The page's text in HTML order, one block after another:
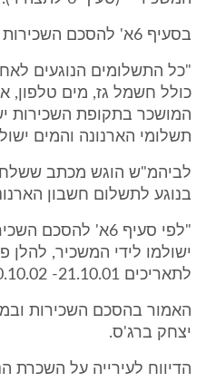
בסעיף 6א' להסכם השכירות נקבע:
"כל התשלומים הנוגעים
כולל חשמל גז, מים טלפון,
המושכר בתקופת השכירות
תשלומי הארנונה והמים
לביהמ"ש הוגש מכתב
בנוגע לתשלום חשבון הארנונה (נ/6)
"לפי סעיף 6א'
ישולמו לידי המשכיר, להלן
לתאריכים 21.10.01- 20.10.02."
יצחק ברג'ס.
הדיווח לעירייה על השכרת